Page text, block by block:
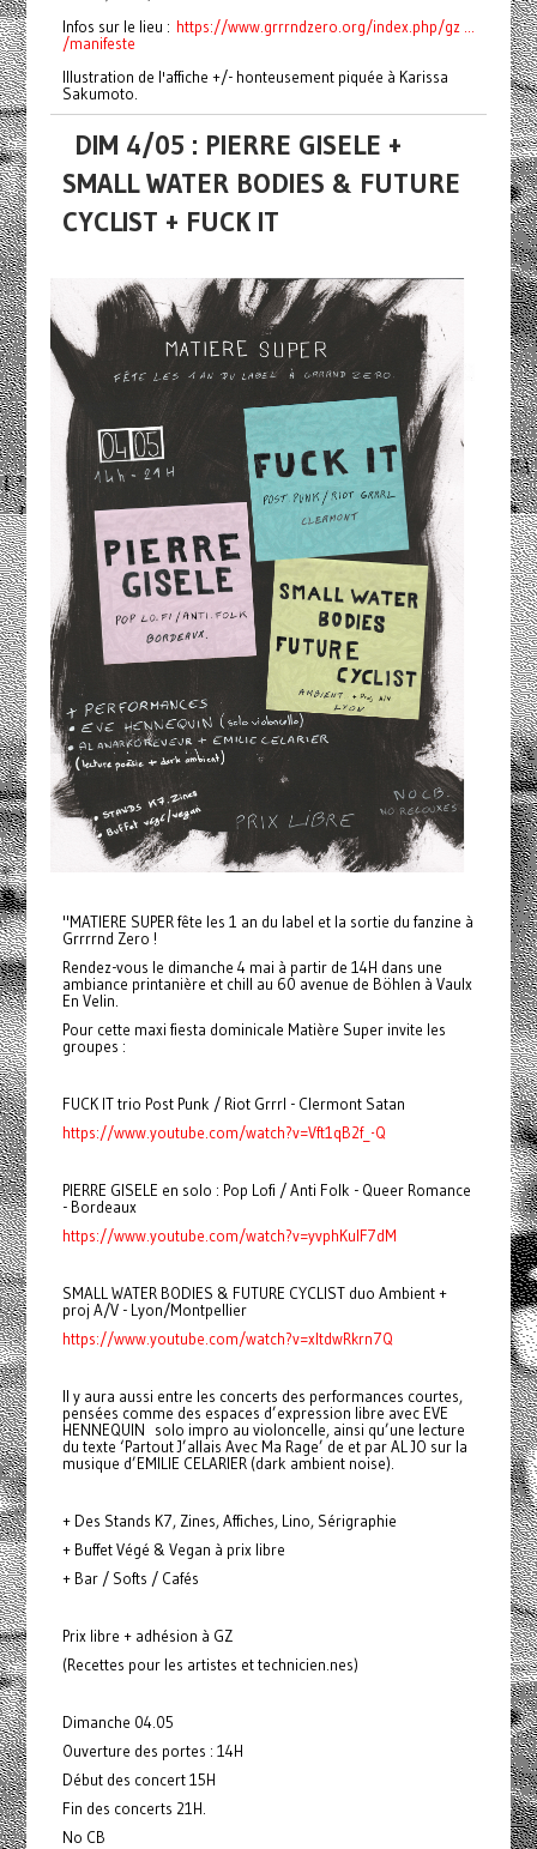
Infos sur le lieu : https://www.grrrndzero.org/index.php/gz ...
/manifeste
Illustration de l'affiche +/- honteusement piquée à Karissa
Sakumoto.
DIM 4/05 : PIERRE GISELE +
SMALL WATER BODIES & FUTURE
CYCLIST + FUCK IT
"MATIERE SUPER fête les 1 an du label et la sortie du fanzine à
Grrrrnd Zero !
Rendez-vous le dimanche 4 mai à partir de 14H dans une
ambiance printanière et chill au 60 avenue de Böhlen à Vaulx
En Velin.
Pour cette maxi fiesta dominicale Matière Super invite les
groupes :
FUCK IT trio Post Punk / Riot Grrrl - Clermont Satan
https://www.youtube.com/watch?v=Vft1qB2f_-Q
PIERRE GISELE en solo : Pop Lofi / Anti Folk - Queer Romance
- Bordeaux
https://www.youtube.com/watch?v=yvphKulF7dM
SMALL WATER BODIES & FUTURE CYCLIST duo Ambient +
proj A/V - Lyon/Montpellier
https://www.youtube.com/watch?v=xItdwRkrn7Q
Il y aura aussi entre les concerts des performances courtes,
pensées comme des espaces d’expression libre avec EVE
HENNEQUIN solo impro au violoncelle, ainsi qu’une lecture
du texte ‘Partout J’allais Avec Ma Rage’ de et par AL JO sur la
musique d’EMILIE CELARIER (dark ambient noise).
+ Des Stands K7, Zines, Affiches, Lino, Sérigraphie
+ Buffet Végé & Vegan à prix libre
+ Bar / Softs / Cafés
Prix libre + adhésion à GZ
(Recettes pour les artistes et technicien.nes)
Dimanche 04.05
Ouverture des portes : 14H
Début des concert 15H
Fin des concerts 21H.
No CB